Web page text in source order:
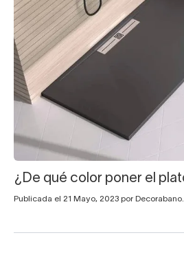
¿De qué color poner el
Publicada el 21 Mayo, 2023 por Decorabano.